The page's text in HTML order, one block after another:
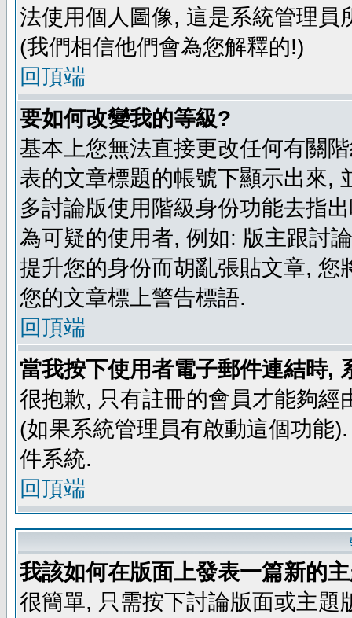
法使用個人圖像, 這是系統管理
(我們相信他們會為您解釋的!)
回頂端
要如何改變我的等級?
基本上您無法直接更改任何有關
表的文章標題的帳號下顯示出來,
多討論版使用階級身份功能去指
為可疑的使用者, 例如: 版主跟討
提升您的身份而胡亂張貼文章,
您的文章標上警告標語.
回頂端
當我按下使用者電子郵件連結時,
很抱歉, 只有註冊的會員才能夠
(如果系統管理員有啟動這個功能
件系統.
回頂端
我該如何在版面上發表一篇新的
很簡單, 只需按下討論版面或主